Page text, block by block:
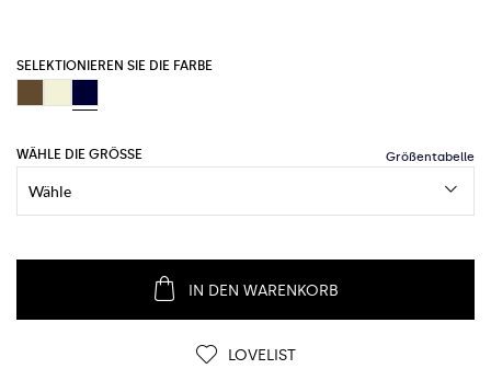
SELEKTIONIEREN SIE DIE FARBE
WÄHLE DIE GRÖSSE
IN DEN WARENKORB
LOVELIST